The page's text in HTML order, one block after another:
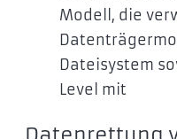
Modell, die
Dateisystem
Level mit